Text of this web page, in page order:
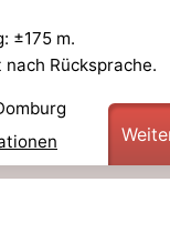
: ±175 m.
Rücksprache.